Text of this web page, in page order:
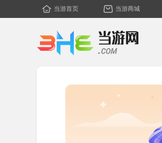
当游首页 当游商城